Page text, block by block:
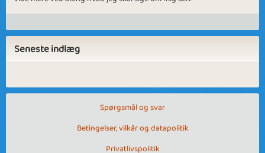
Seneste indlæg
Spørgsmål og svar
Betingelser, vilkår og datapolitik
Privatlivspolitik